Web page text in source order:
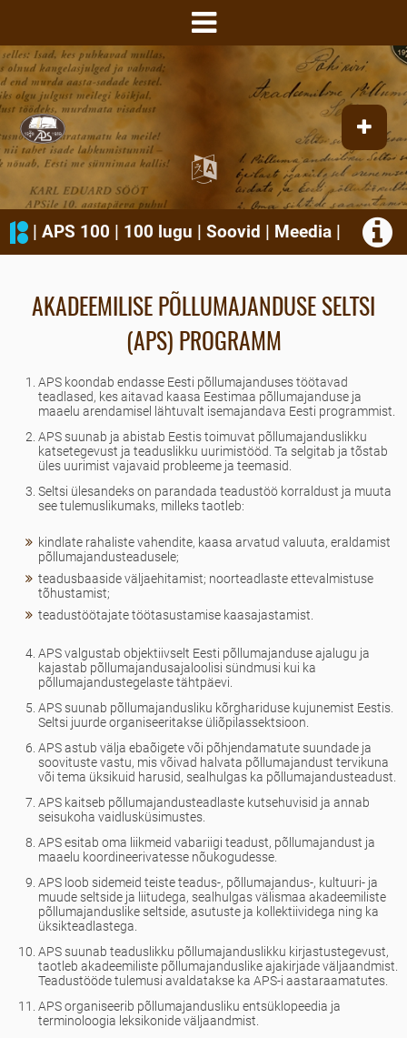
| APS 100 | 100 lugu | Soovid | Meedia|
AKADEEMILISE PÕLLUMAJANDUSE SELTSI
(APS) PROGRAMM
APS koondab endasse Eesti põllumajanduses töötavad
teadlased, kes aitavad kaasa Eestimaa põllumajanduse ja
maaelu arendamisel lähtuvalt isemajandava Eesti programmist.
APS suunab ja abistab Eestis toimuvat põllumajanduslikku
katsetegevust ja teaduslikku uurimistööd. Ta selgitab ja tõstab
üles uurimist vajavaid probleeme ja teemasid.
Seltsi ülesandeks on parandada teadustöö korraldust ja muuta
see tulemuslikumaks, milleks taotleb:
kindlate rahaliste vahendite, kaasa arvatud valuuta, eraldamist
põllumajandusteadusele;
teadusbaaside väljaehitamist; noorteadlaste ettevalmistuse
tõhustamist;
teadustöötajate töötasustamise kaasajastamist.
APS valgustab objektiivselt Eesti põllumajanduse ajalugu ja
kajastab põllumajandusajaloolisi sündmusi kui ka
põllumajandustegelaste tähtpäevi.
APS suunab põllumajandusliku kõrghariduse kujunemist Eestis.
Seltsi juurde organiseeritakse üliõpilassektsioon.
APS astub välja ebaõigete või põhjendamatute suundade ja
soovituste vastu, mis võivad halvata põllumajandust tervikuna
või tema üksikuid harusid, sealhulgas ka põllumajandusteadust.
APS kaitseb põllumajandusteadlaste kutsehuvisid ja annab
seisukoha vaidlusküsimustes.
APS esitab oma liikmeid vabariigi teadust, põllumajandust ja
maaelu koordineerivatesse nõukogudesse.
APS loob sidemeid teiste teadus-, põllumajandus-, kultuuri- ja
muude seltside ja liitudega, sealhulgas välismaa akadeemiliste
põllumajanduslike seltside, asutuste ja kollektiividega ning ka
üksikteadlastega.
APS suunab teaduslikku põllumajanduslikku kirjastustegevust,
taotleb akadeemiliste põllumajanduslike ajakirjade väljaandmist.
Teadustööde tulemusi avaldatakse ka APS-i aastaraamatutes.
APS organiseerib põllumajandusliku entsüklopeedia ja
terminoloogia leksikonide väljaandmist.